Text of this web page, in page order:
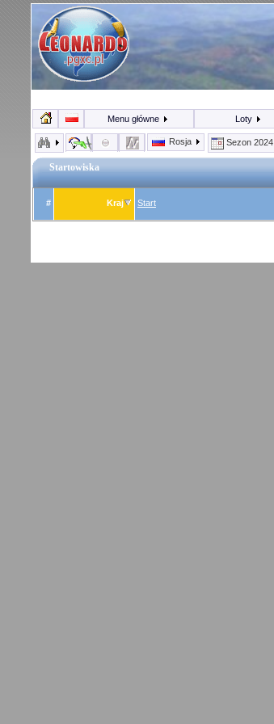
Menu główne Loty
Rosja Sezon 2024
Startowiska
# Kraj Start